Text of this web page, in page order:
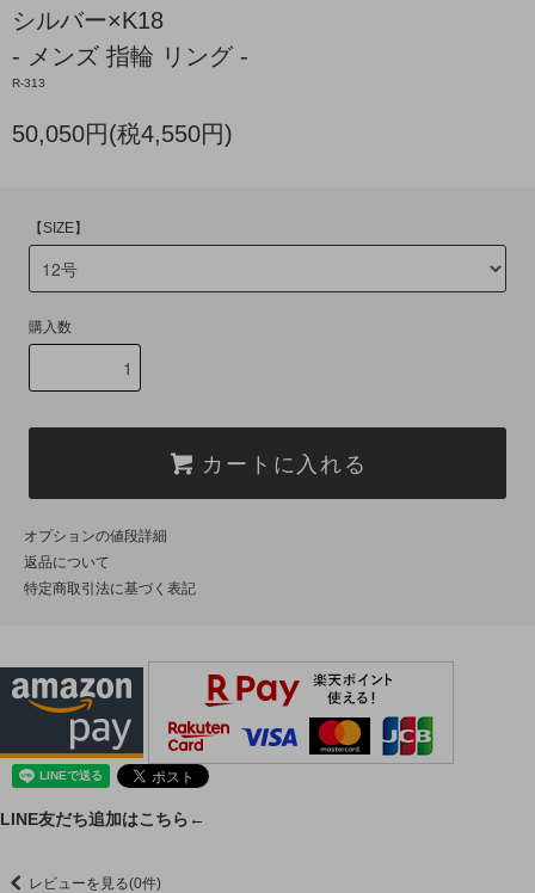
シルバー×K18
- メンズ 指輪 リング -
R-313
50,050円(税4,550円)
【SIZE】
購入数
カートに入れる
オプションの値段詳細
返品について
特定商取引法に基づく表記
LINE友だち追加はこちら←
レビューを見る(0件)